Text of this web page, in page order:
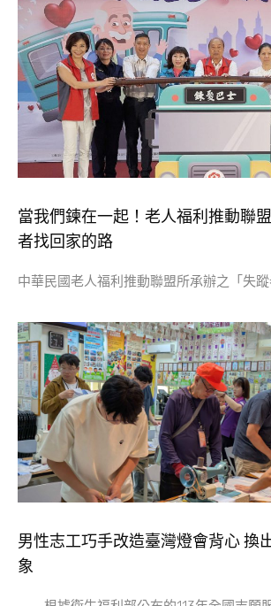
當我們鍊在一起！老人福利推動聯
者找回家的路
中華民國老人福利推動聯盟所承辦之「失
男性志工巧手改造臺灣燈會背心 換
象